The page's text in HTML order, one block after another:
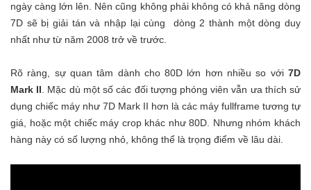
ngày càng lớn lên. Nên cũng không phải không có khả năng dòng
7D sẽ bị giải tán và nhập lại cùng dòng 2 thành một dòng duy
nhất như từ năm 2008 trở về trước.
Rõ ràng, sự quan tâm dành cho 80D lớn hơn nhiều so với 7D
Mark II. Mặc dù một số các đối tượng phóng viên vẫn ưa thích sử
dụng chiếc máy như 7D Mark II hơn là các máy fullframe tương tự
giá, hoặc một chiếc máy crop khác như 80D. Nhưng nhóm khách
hàng này có số lượng nhỏ, không thể là trọng điểm về lâu dài.